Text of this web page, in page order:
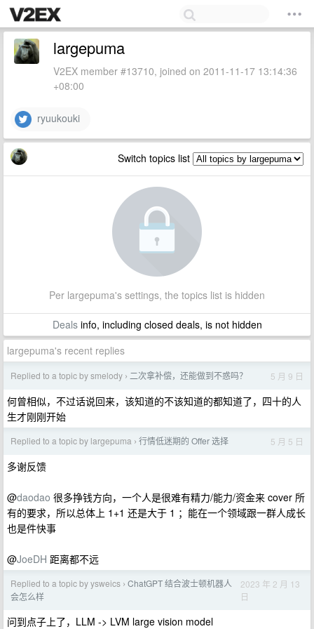
largepuma
V2EX member #13710, joined on 2011-11-17 13:14:36
+08:00
ryuukouki
Switch topics list
Per largepuma's settings, the topics list is hidden
Dealsinfo, including closed deals, is not hidden
largepuma's recent replies
Replied to a topic by smelody › 二次拿补偿，还能做到不惑吗？ 5 月 9 日
何曾相似，不过话说回来，该知道的不该知道的都知道了，四十的人
生才刚刚开始
Replied to a topic by largepuma › 行情低迷期的 Offer 选择 5 月 5 日
多谢反馈
@daodao 很多挣钱方向，一个人是很难有精力/能力/资金来 cover 所
有的要求，所以总体上 1+1 还是大于 1 ；能在一个领域跟一群人成长
也是件快事
@JoeDH 距离都不远
Replied to a topic by ysweics › ChatGPT 结合波士顿机器人
会怎么样
2023 年 2 月 13
日
问到点子上了，LLM -> LVM large vision model